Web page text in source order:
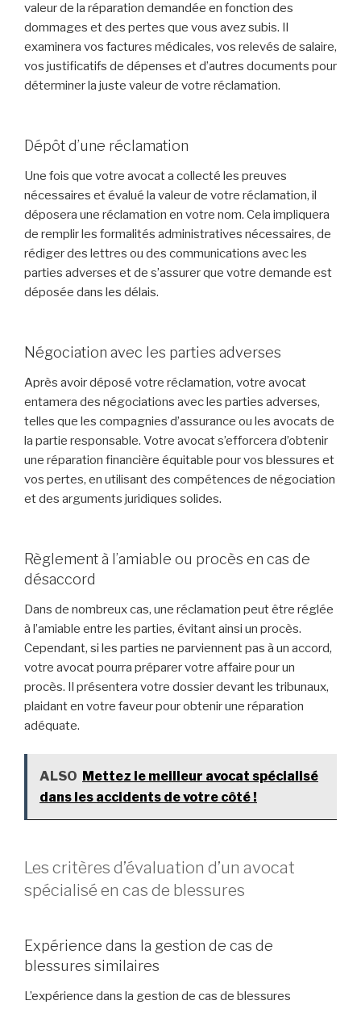
valeur de la réparation demandée en fonction des
dommages et des pertes que vous avez subis. Il
examinera vos factures médicales, vos relevés de salaire,
vos justificatifs de dépenses et d’autres documents pour
déterminer la juste valeur de votre réclamation.
Dépôt d’une réclamation
Une fois que votre avocat a collecté les preuves
nécessaires et évalué la valeur de votre réclamation, il
déposera une réclamation en votre nom. Cela impliquera
de remplir les formalités administratives nécessaires, de
rédiger des lettres ou des communications avec les
parties adverses et de s’assurer que votre demande est
déposée dans les délais.
Négociation avec les parties adverses
Après avoir déposé votre réclamation, votre avocat
entamera des négociations avec les parties adverses,
telles que les compagnies d’assurance ou les avocats de
la partie responsable. Votre avocat s’efforcera d’obtenir
une réparation financière équitable pour vos blessures et
vos pertes, en utilisant des compétences de négociation
et des arguments juridiques solides.
Règlement à l’amiable ou procès en cas de
désaccord
Dans de nombreux cas, une réclamation peut être réglée
à l’amiable entre les parties, évitant ainsi un procès.
Cependant, si les parties ne parviennent pas à un accord,
votre avocat pourra préparer votre affaire pour un
procès. Il présentera votre dossier devant les tribunaux,
plaidant en votre faveur pour obtenir une réparation
adéquate.
ALSO Mettez le meilleur avocat spécialisé
dans les accidents de votre côté !
Les critères d’évaluation d’un avocat
spécialisé en cas de blessures
Expérience dans la gestion de cas de
blessures similaires
L’expérience dans la gestion de cas de blessures